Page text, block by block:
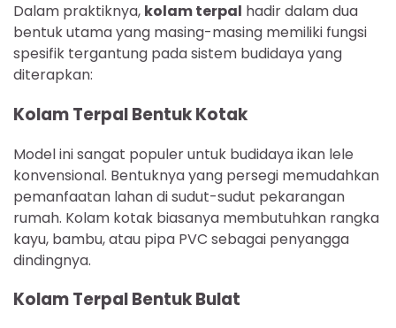
Dalam praktiknya, kolam terpal hadir dalam dua
bentuk utama yang masing-masing memiliki fungsi
spesifik tergantung pada sistem budidaya yang
diterapkan:
Kolam Terpal Bentuk Kotak
Model ini sangat populer untuk budidaya ikan lele
konvensional. Bentuknya yang persegi memudahkan
pemanfaatan lahan di sudut-sudut pekarangan
rumah. Kolam kotak biasanya membutuhkan rangka
kayu, bambu, atau pipa PVC sebagai penyangga
dindingnya.
Kolam Terpal Bentuk Bulat